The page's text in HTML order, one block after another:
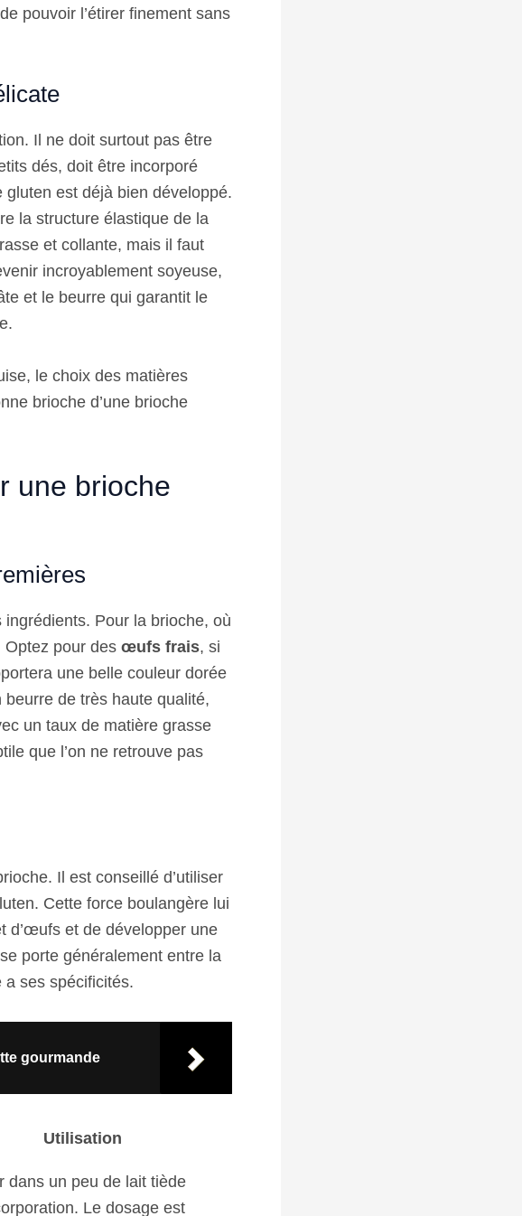
pouvoir l’étirer finement sans
Il ne doit surtout pas être
dés, doit être incorporé
est déjà bien développé.
la structure élastique de la
et collante, mais il faut
incroyablement soyeuse,
et le beurre qui garantit le
le choix des matières
brioche d’une brioche
une brioche
Pour la brioche, où
Optez pour des œufs frais, si
une belle couleur dorée
de très haute qualité,
un taux de matière grasse
que l’on ne retrouve pas
Il est conseillé d’utiliser
Cette force boulangère lui
d’œufs et de développer une
porte généralement entre la
a ses spécificités.
gourmande
Utilisation
dans un peu de lait tiède
Le dosage est